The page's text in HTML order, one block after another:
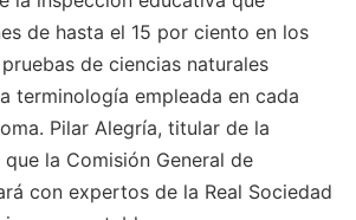
de hasta el 15 por ciento en los
de ciencias naturales
terminología empleada en cada
Pilar Alegría, titular de la
la Comisión General de
con expertos de la Real Sociedad